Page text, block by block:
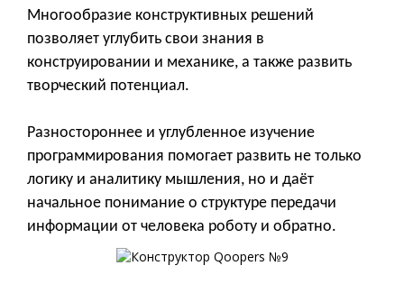
Многообразие конструктивных решений
позволяет углубить свои знания в
конструировании и механике, а также развить
творческий потенциал.
Разностороннее и углубленное изучение
программирования помогает развить не только
логику и аналитику мышления, но и даёт
начальное понимание о структуре передачи
информации от человека роботу и обратно.